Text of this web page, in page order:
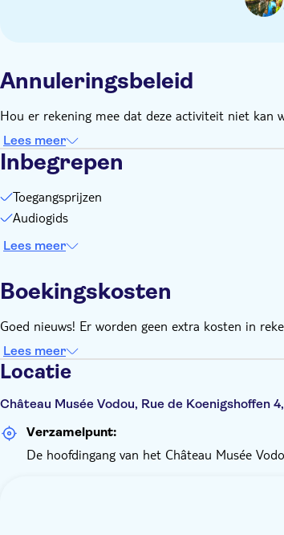
Een geldig identiteitsbewijs of een kopie van je
Annuleringsbeleid
Hou er rekening mee dat deze activiteit niet kan
Lees meer
Inbegrepen
Toegangsprijzen
Audiogids
Lees meer
Boekingskosten
Goed nieuws! Er worden geen extra kosten in
Lees meer
Locatie
Château Musée Vodou, Rue de Koenigshoffen
Verzamelpunt:
De hoofdingang van het Château Musée